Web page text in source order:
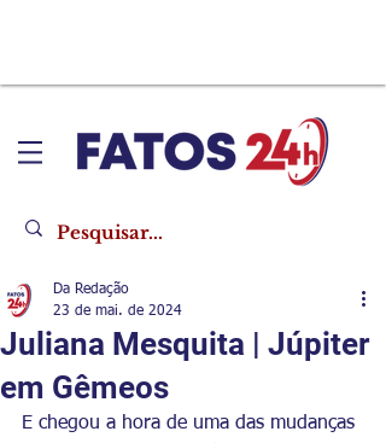
Juliana Mesquita | Júpiter
em Gêmeos
Da Redação
23 de mai. de 2024
E chegou a hora de uma das mudanças